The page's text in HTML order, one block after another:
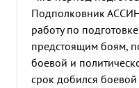
Подполковник
работу по
предстоящим боям,
боевой и
срок добился